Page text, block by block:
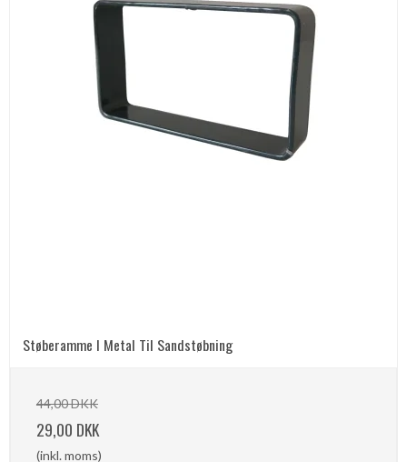
Støberamme I Metal Til Sandstøbning
44,00 DKK
29,00 DKK
(inkl. moms)